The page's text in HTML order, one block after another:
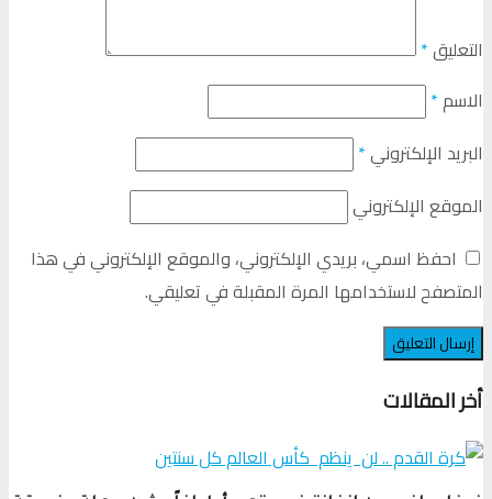
التعليق*
الاسم*
البريد الإلكتروني*
الموقع الإلكتروني
احفظ اسمي، بريدي الإلكتروني، والموقع الإلكتروني في هذا
المتصفح لاستخدامها المرة المقبلة في تعليقي.
أخر المقالات